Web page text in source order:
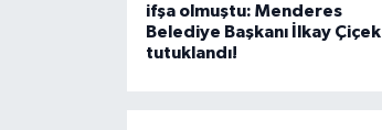
ifşa olmuştu: Menderes
Belediye Başkanı İlkay Çiçek
tutuklandı!